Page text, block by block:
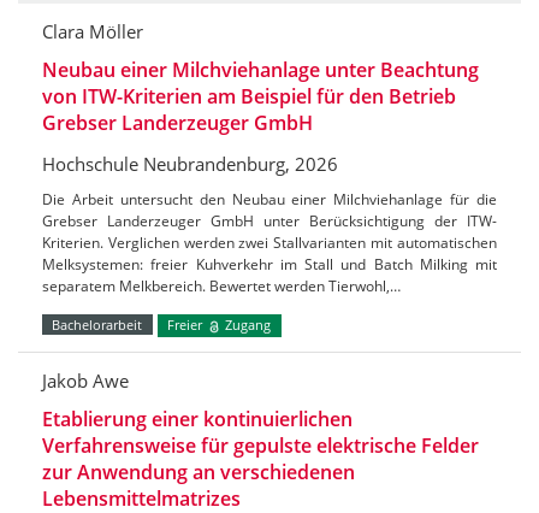
Clara Möller
Neubau einer Milchviehanlage unter Beachtung
von ITW-Kriterien am Beispiel für den Betrieb
Grebser Landerzeuger GmbH
Hochschule Neubrandenburg, 2026
Die Arbeit untersucht den Neubau einer Milchviehanlage für die
Grebser Landerzeuger GmbH unter Berücksichtigung der ITW-
Kriterien. Verglichen werden zwei Stallvarianten mit automatischen
Melksystemen: freier Kuhverkehr im Stall und Batch Milking mit
separatem Melkbereich. Bewertet werden Tierwohl,…
Bachelorarbeit Freier Zugang
Jakob Awe
Etablierung einer kontinuierlichen
Verfahrensweise für gepulste elektrische Felder
zur Anwendung an verschiedenen
Lebensmittelmatrizes